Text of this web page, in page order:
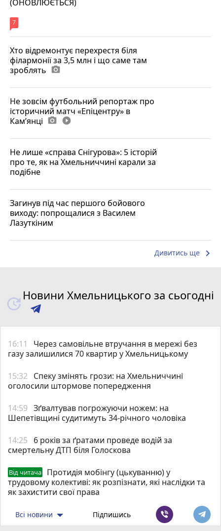
(ОНОВЛЮЄТЬСЯ)
7
Хто відремонтує перехрестя біля
філармонії за 3,5 млн і що саме там
зроблять photo_camera
Не зовсім футбольний репортаж про
історичний матч «Епіцентру» в
Камʼянці photo_camera play_circle_filled
Не лише «справа Снігурова»: 5 історій
про те, як на Хмельниччині карали за
подібне
Загинув під час першого бойового
виходу: попрощалися з Василем
Лазуткіним
Дивитись ще keyboard_arrow_right
Новини Хмельницького за сьогодні
16:11
Через самовільне втручання в мережі без
газу залишилися 70 квартир у Хмельницькому
15:32
Спеку змінять грози: на Хмельниччині
оголосили штормове попередження
14:59 Зґвалтував погрожуючи ножем: на
Шепетівщині судитимуть 34-річного чоловіка
14:25
6 років за ґратами проведе водій за
смертельну ДТП біля Голоскова
Від читача
Протидія мобінгу (цькуванню) у
трудовому колективі: як розпізнати, які наслідки та
як захистити свої права
Всі новини Підпишись